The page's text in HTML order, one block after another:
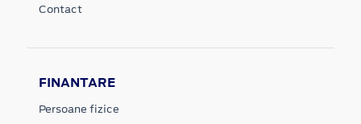
Contact
FINANTARE
Persoane fizice